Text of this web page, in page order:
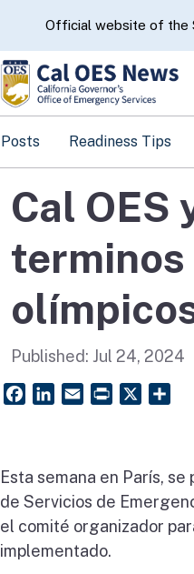
CA.govOfficial website of the
Posts Readiness Tips
Cal OES
terminos
Published: Jul 24, 2024
FacebookLinkedIn
Email PrintFriendly
Esta semana en París,
de Servicios de
el comité organizador
implementado.